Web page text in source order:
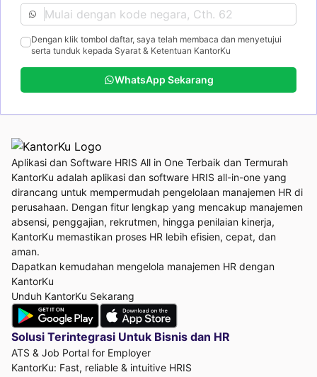
Dengan klik tombol daftar, saya telah membaca dan menyetujui
serta tunduk kepada Syarat & Ketentuan KantorKu
WhatsApp Sekarang
Aplikasi dan Software HRIS All in One Terbaik dan Termurah
KantorKu adalah aplikasi dan software HRIS all-in-one yang
dirancang untuk mempermudah pengelolaan manajemen HR di
perusahaan. Dengan fitur lengkap yang mencakup manajemen
absensi, penggajian, rekrutmen, hingga penilaian kinerja,
KantorKu memastikan proses HR lebih efisien, cepat, dan
aman.
Dapatkan kemudahan mengelola manajemen HR dengan
KantorKu
Unduh KantorKu Sekarang
Solusi Terintegrasi Untuk Bisnis dan HR
ATS & Job Portal for Employer
KantorKu: Fast, reliable & intuitive HRIS